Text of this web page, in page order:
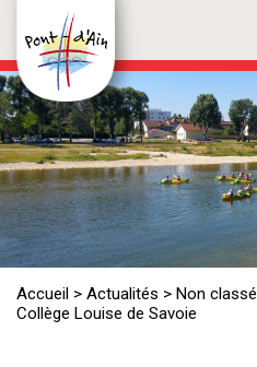
Accueil > Actualités > Non classé
Collège Louise de Savoie